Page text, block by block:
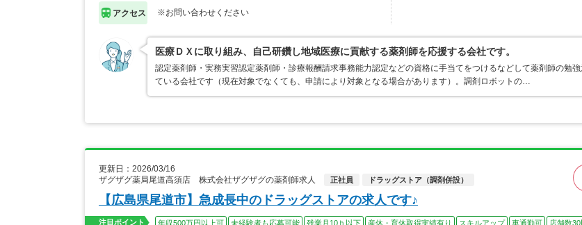
アクセス ※お問い合わせください
医療ＤＸに取り組み、自己研鑽し地域医療に貢献する薬剤師を応援する会社です。
認定薬剤師・実務実習認定薬剤師・診療報酬請求事務能力認定などの資格に手当てをつけるなどして薬剤師の勉
ている会社です（現在対象でなくても、申請により対象となる場合があります）。調剤ロボットの…
更新日：2026/03/16
ザグザグ薬局尾道高須店 株式会社ザグザグの薬剤師求人
正社員 ドラッグストア（調剤併設）
【広島県尾道市】急成長中のドラッグストアの求人です♪
注目ポイント 年収500万円以上可 未経験者も応募可能 残業月10ｈ以下 産休・育休取得実績有り スキルアップ 車通勤可
店舗数30